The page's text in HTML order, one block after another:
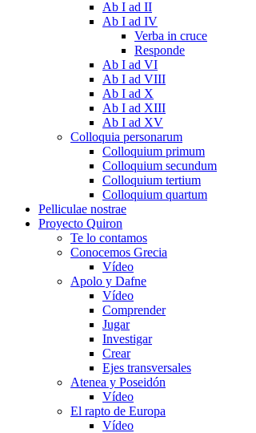
Ab I ad II
Ab I ad IV
Verba in cruce
Responde
Ab I ad VI
Ab I ad VIII
Ab I ad X
Ab I ad XIII
Ab I ad XV
Colloquia personarum
Colloquium primum
Colloquium secundum
Colloquium tertium
Colloquium quartum
Pelliculae nostrae
Proyecto Quiron
Te lo contamos
Conocemos Grecia
Vídeo
Apolo y Dafne
Vídeo
Comprender
Jugar
Investigar
Crear
Ejes transversales
Atenea y Poseidón
Vídeo
El rapto de Europa
Vídeo